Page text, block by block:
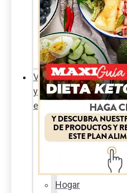
Sexualidad
responsable
En
la
percha
Vida
y
estilo
Productos
nuevos
Hogar